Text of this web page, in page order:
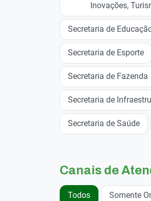
Inovações,
Secretaria de
Secretaria de Esporte
Secretaria de Fazenda
Secretaria de
Secretaria de Saúde
Canais de
Todos Somente